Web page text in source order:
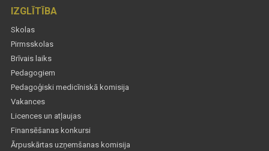
IZGLĪTĪBA
Skolas
Pirmsskolas
Brīvais laiks
Pedagogiem
Pedagoģiski medicīniskā komisija
Vakances
Licences un atļaujas
Finansēšanas konkursi
Ārpuskārtas uzņemšanas komisija